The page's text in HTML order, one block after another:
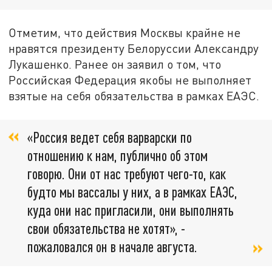
Отметим, что действия Москвы крайне не
нравятся президенту Белоруссии Александру
Лукашенко. Ранее он заявил о том, что
Российская Федерация якобы не выполняет
взятые на себя обязательства в рамках ЕАЭС.
«Россия ведет себя варварски по
отношению к нам, публично об этом
говорю. Они от нас требуют чего-то, как
будто мы вассалы у них, а в рамках ЕАЭС,
куда они нас пригласили, они выполнять
свои обязательства не хотят», -
пожаловался он в начале августа.